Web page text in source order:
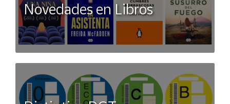
Novedades en Libros